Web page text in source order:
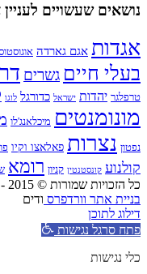
נושאים שעשויים
אגדות אגם גארדה
בעלי חיים גשרים
טרפלגר יהדות ישראל כדורגל לוגו
מונומנטים מיכלאנג'לו
נפטון נצרות פאלאצו וקיו
קולנוע קונסטנטין קניון רומא
כל הזכויות שמורות © 2015 - 2025 עמירם צברי
בניית אתר וורדפרס ודים
דילוג לתוכן
פתח סרגל נגישות
כלי נגישות